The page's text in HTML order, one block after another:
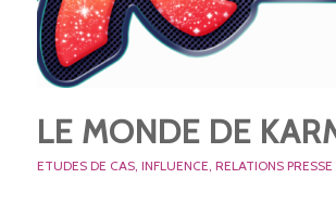
LE MONDE DE
ETUDES DE CAS, INFLUENCE, RELATIONS PRESSE